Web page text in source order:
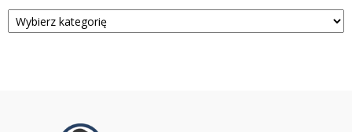
Kategorie